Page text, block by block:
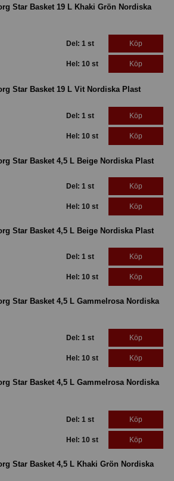
Star Basket 19 L Khaki Grön Nordiska
Del: 1 st Köp
Hel: 10 st Köp
Star Basket 19 L Vit Nordiska Plast
Del: 1 st Köp
Hel: 10 st Köp
Star Basket 4,5 L Beige Nordiska Plast
Del: 1 st Köp
Hel: 10 st Köp
Star Basket 4,5 L Beige Nordiska Plast
Del: 1 st Köp
Hel: 10 st Köp
Star Basket 4,5 L Gammelrosa Nordiska
Del: 1 st Köp
Hel: 10 st Köp
Star Basket 4,5 L Gammelrosa Nordiska
Del: 1 st Köp
Hel: 10 st Köp
Star Basket 4,5 L Khaki Grön Nordiska